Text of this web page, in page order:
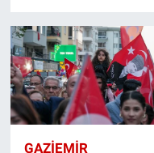
GAZIEMIR